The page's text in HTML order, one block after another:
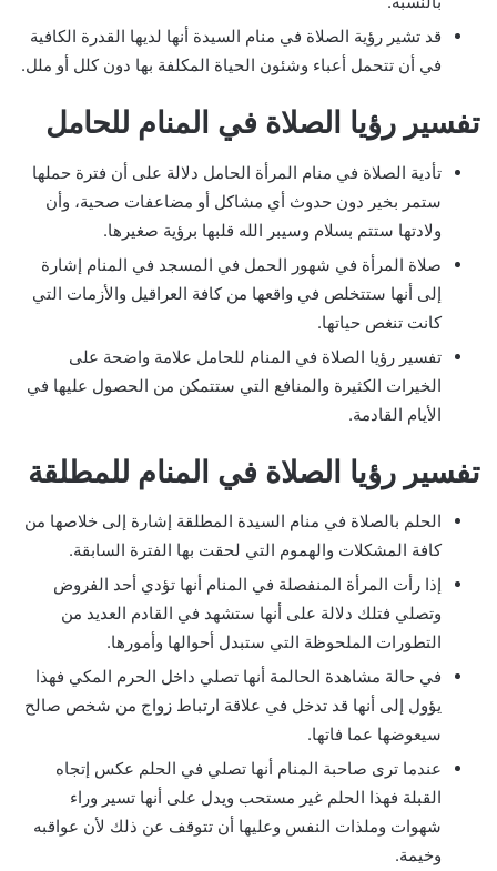
قد تشير رؤية الصلاة في منام السيدة أنها لديها القدرة الكافية
في أن تتحمل أعباء وشئون الحياة المكلفة بها دون كلل أو ملل.
تفسير رؤيا الصلاة في المنام للحامل
تأدية الصلاة في منام المرأة الحامل دلالة على أن فترة حملها
ستمر بخير دون حدوث أي مشاكل أو مضاعفات صحية، وأن
ولادتها ستتم بسلام وسيبر الله قلبها برؤية صغيرها.
صلاة المرأة في شهور الحمل في المسجد في المنام إشارة
إلى أنها ستتخلص في واقعها من كافة العراقيل والأزمات التي
كانت تنغص حياتها.
تفسير رؤيا الصلاة في المنام للحامل علامة واضحة على
الخيرات الكثيرة والمنافع التي ستتمكن من الحصول عليها في
الأيام القادمة.
تفسير رؤيا الصلاة في المنام للمطلقة
الحلم بالصلاة في منام السيدة المطلقة إشارة إلى خلاصها من
كافة المشكلات والهموم التي لحقت بها الفترة السابقة.
إذا رأت المرأة المنفصلة في المنام أنها تؤدي أحد الفروض
وتصلي فتلك دلالة على أنها ستشهد في القادم العديد من
التطورات الملحوظة التي ستبدل أحوالها وأمورها.
في حالة مشاهدة الحالمة أنها تصلي داخل الحرم المكي فهذا
يؤول إلى أنها قد تدخل في علاقة ارتباط زواج من شخص صالح
سيعوضها عما فاتها.
عندما ترى صاحبة المنام أنها تصلي في الحلم عكس إتجاه
القبلة فهذا الحلم غير مستحب ويدل على أنها تسير وراء
شهوات وملذات النفس وعليها أن تتوقف عن ذلك لأن عواقبه
وخيمة.